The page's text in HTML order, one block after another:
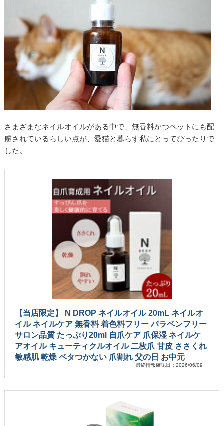
さまざまなネイルオイルがある中で、無香料かつペットにも配
慮されているらしい点が、愛猫と暮らす私にとってぴったりで
した。
【当店限定】 N DROP ネイルオイル 20mL ネイルオ
イル ネイルケア 無香料 着色料フリー パラベンフリー
サロン品質 たっぷり20ml 自爪ケア 爪保湿 ネイルケ
アオイル キューティクルオイル 二枚爪 甘皮 ささくれ
敏感肌 乾燥 ベタつかない 爪割れ 父の日 お中元
最終情報確認日：2026/06/09